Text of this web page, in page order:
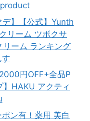
デ】【公式】Yunth
リーム ツボクサ
ーム ランキング
円OFF+全品P
】HAKU アクティ
ン有！薬用 美白